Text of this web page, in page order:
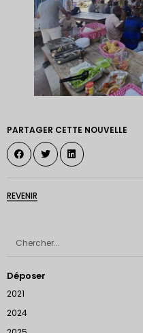
PARTAGER CETTE NOUVELLE
REVENIR
Déposer
2021
2024